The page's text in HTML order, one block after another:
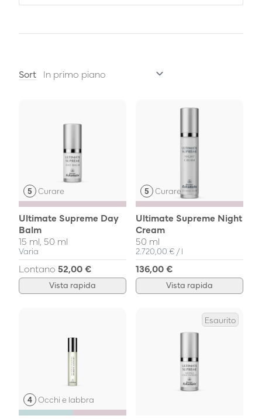
Sort
Curare
Ultimate Supreme Day
Balm
15 ml, 50 ml
Varia
Lontano 52,00 €
Vista rapida
Curare
Ultimate Supreme Night
Cream
50 ml
Prezzo unitario
2.720,00 € / pro
l
136,00 €
Vista rapida
Occhi e labbra
Esaurito